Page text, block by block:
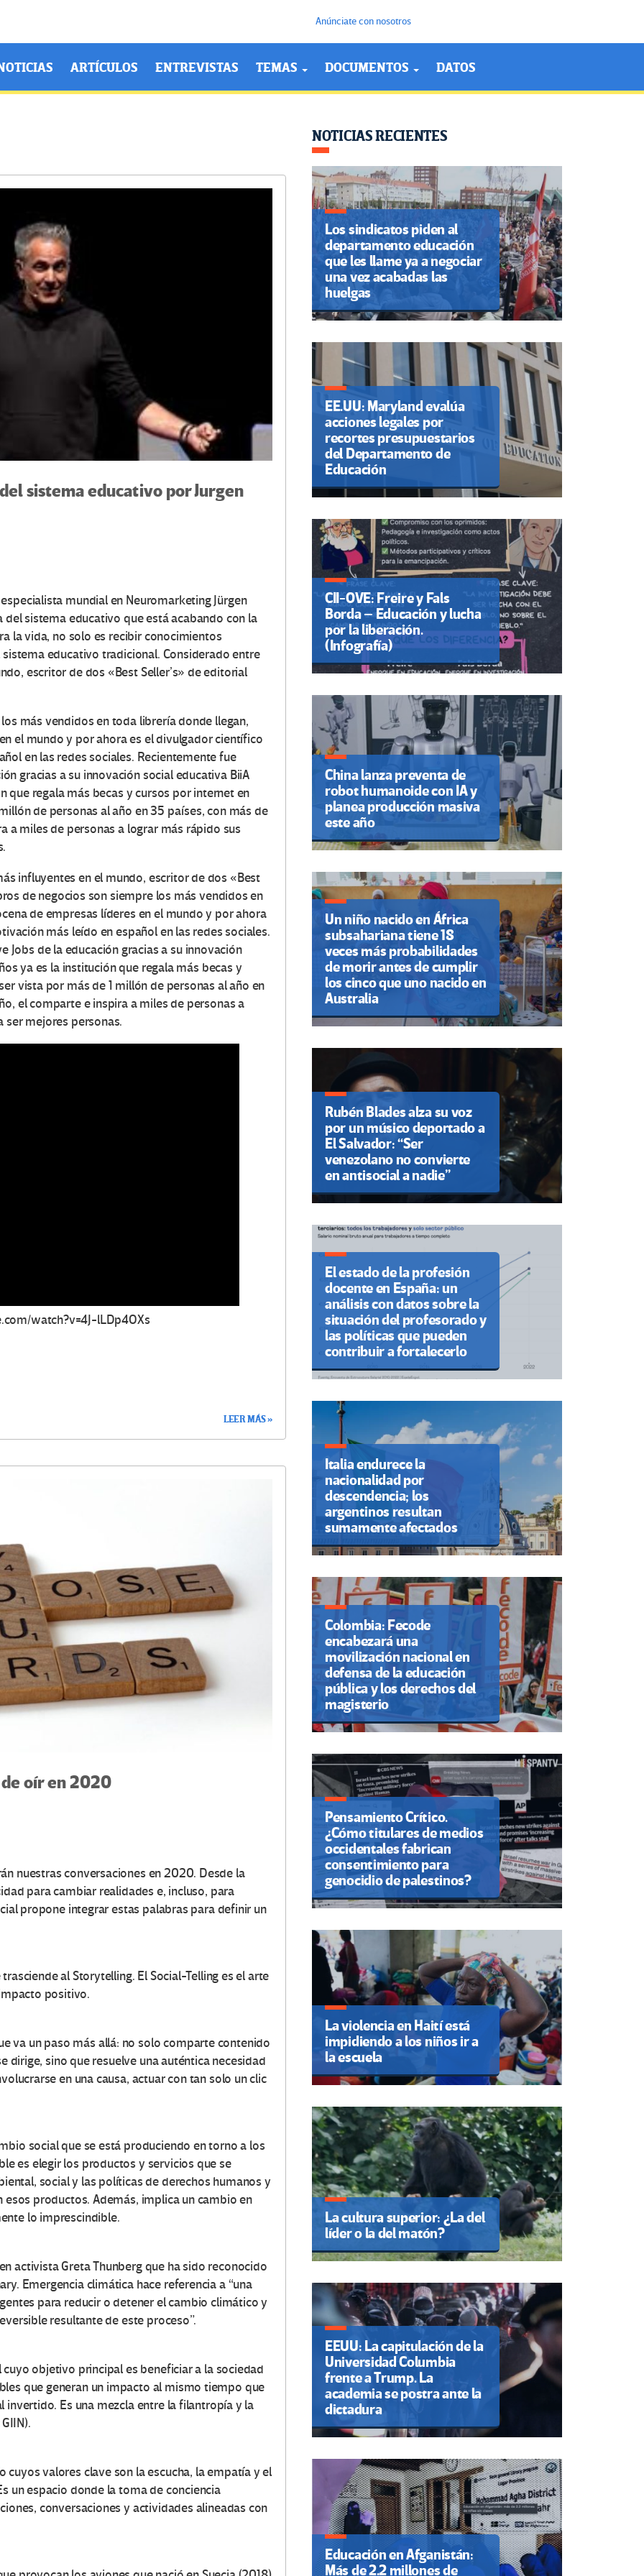
Anúnciate con nosotros
ARTÍCULOS ENTREVISTAS TEMAS DOCUMENTOS DATOS
sistema educativo por Jurgen
mundial en Neuromarketing Jürgen
sistema educativo que está acabando con la
la vida, no solo es recibir conocimientos
educativo tradicional. Considerado entre
escritor de dos «Best Seller’s» de editorial
más vendidos en toda librería donde llegan,
el mundo y por ahora es el divulgador científico
en las redes sociales. Recientemente fue
gracias a su innovación social educativa BiiA
que regala más becas y cursos por internet en
de personas al año en 35 países, con más de
a miles de personas a lograr más rápido sus
influyentes en el mundo, escritor de dos «Best
de negocios son siempre los más vendidos en
de empresas líderes en el mundo y por ahora
más leído en español en las redes sociales.
de la educación gracias a su innovación
ya es la institución que regala más becas y
vista por más de 1 millón de personas al año en
el comparte e inspira a miles de personas a
mejores personas.
watch?v=4J-lLDp4OXs
LEER MÁS »
de oír en 2020
nuestras conversaciones en 2020. Desde la
para cambiar realidades e, incluso, para
propone integrar estas palabras para definir un
al Storytelling. El Social-Telling es el arte
positivo.
va un paso más allá: no solo comparte contenido
dirige, sino que resuelve una auténtica necesidad
en una causa, actuar con tan solo un clic
social que se está produciendo en torno a los
es elegir los productos y servicios que se
social y las políticas de derechos humanos y
productos. Además, implica un cambio en
lo imprescindible.
activista Greta Thunberg que ha sido reconocido
Emergencia climática hace referencia a “una
para reducir o detener el cambio climático y
resultante de este proceso”.
objetivo principal es beneficiar a la sociedad
que generan un impacto al mismo tiempo que
Es una mezcla entre la filantropía y la
valores clave son la escucha, la empatía y el
un espacio donde la toma de conciencia
conversaciones y actividades alineadas con
NOTICIAS RECIENTES
Los sindicatos piden al
departamento educación
que les llame ya a negociar
una vez acabadas las
huelgas
EE.UU: Maryland evalúa
acciones legales por
recortes presupuestarios
del Departamento de
Educación
CII-OVE: Freire y Fals
Borda – Educación y lucha
por la liberación.
(Infografía)
China lanza preventa de
robot humanoide con IA y
planea producción masiva
este año
Un niño nacido en África
subsahariana tiene 18
veces más probabilidades
de morir antes de cumplir
los cinco que uno nacido en
Australia
Rubén Blades alza su voz
por un músico deportado a
El Salvador: “Ser
venezolano no convierte
en antisocial a nadie”
El estado de la profesión
docente en España: un
análisis con datos sobre la
situación del profesorado y
las políticas que pueden
contribuir a fortalecerlo
Italia endurece la
nacionalidad por
descendencia; los
argentinos resultan
sumamente afectados
Colombia: Fecode
encabezará una
movilización nacional en
defensa de la educación
pública y los derechos del
magisterio
Pensamiento Crítico.
¿Cómo titulares de medios
occidentales fabrican
consentimiento para
genocidio de palestinos?
La violencia en Haití está
impidiendo a los niños ir a
la escuela
La cultura superior: ¿La del
líder o la del matón?
EEUU: La capitulación de la
Universidad Columbia
frente a Trump. La
academia se postra ante la
dictadura
Educación en Afganistán:
Más de 2.2 millones de